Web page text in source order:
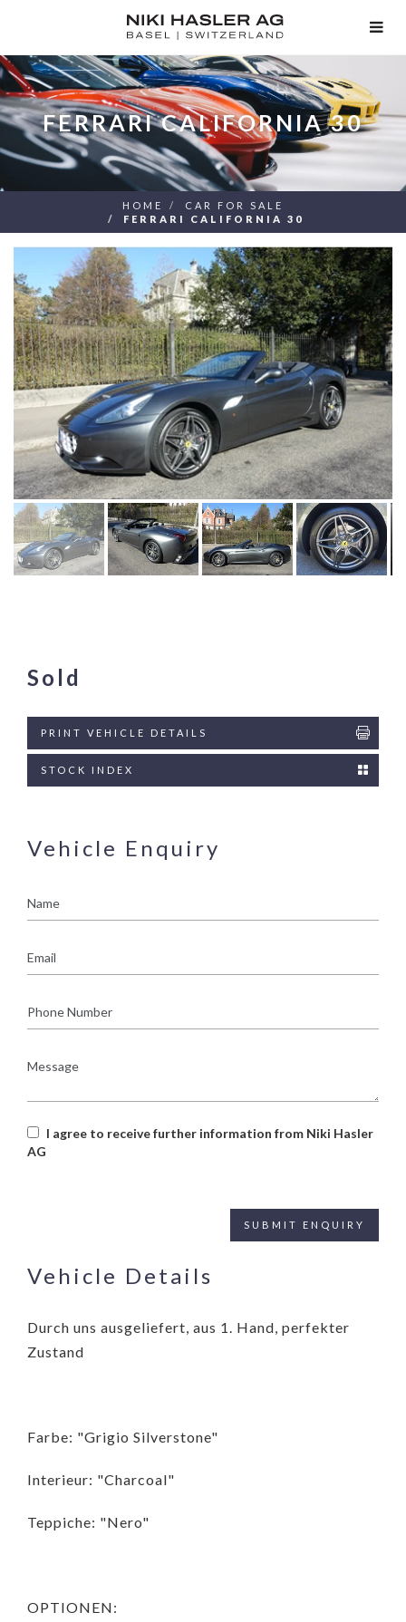
FERRARI CALIFORNIA 30
HOME
CAR FOR SALE
FERRARI CALIFORNIA 30
Sold
PRINT VEHICLE DETAILS
STOCK INDEX
Vehicle Enquiry
Number
I agree to receive further information from Niki Hasler
AG
Vehicle Details
Durch uns ausgeliefert, aus 1. Hand, perfekter
Zustand
Farbe: "Grigio Silverstone"
Interieur: "Charcoal"
Teppiche: "Nero"
OPTIONEN: